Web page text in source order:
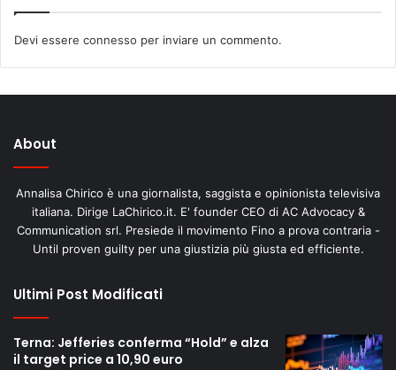
Devi essere connesso per inviare un commento.
About
Annalisa Chirico è una giornalista, saggista e opinionista televisiva
italiana. Dirige LaChirico.it. E' founder CEO di AC Advocacy &
Communication srl. Presiede il movimento Fino a prova contraria -
Until proven guilty per una giustizia più giusta ed efficiente.
Ultimi Post Modificati
Terna: Jefferies conferma “Hold” e alza
il target price a 10,90 euro